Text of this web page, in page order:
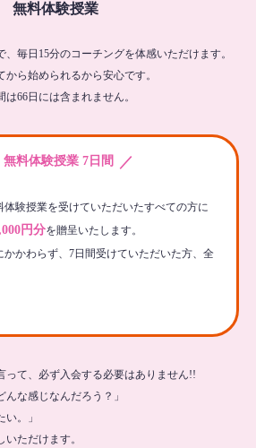
無料体験授業
毎日15分のコーチングを体感いただけます。
ら始められるから安心です。
66日には含まれません。
無料体験授業 7日間 ／
体験授業を受けていただいたすべての方に
円分を贈呈いたします。
かかわらず、7日間受けていただいた方、全
って、必ず入会する必要はありません!!
んな感じなんだろう？」
い。」
ただけます。